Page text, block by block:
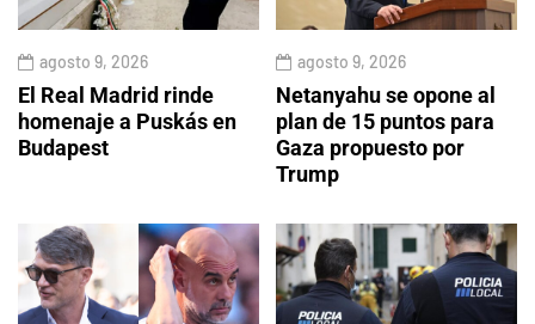
agosto 9, 2026
El Real Madrid rinde
homenaje a Puskás en
Budapest
agosto 9, 2026
Netanyahu se opone al
plan de 15 puntos para
Gaza propuesto por
Trump